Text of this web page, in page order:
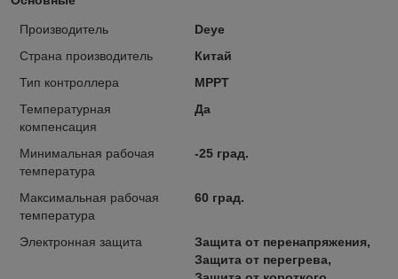
Производитель
Deye
Страна производитель
Китай
Тип контроллера
MPPT
Температурная
компенсация
Да
Минимальная рабочая
температура
-25 град.
Максимальная рабочая
температура
60 град.
Электронная защита
Защита от перенапряжения,
Защита от перегрева,